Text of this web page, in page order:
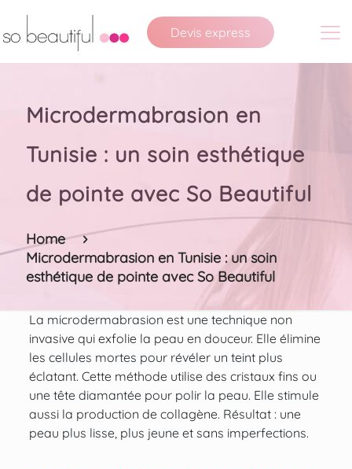
Devis express
Microdermabrasion en
Tunisie : un soin esthétique
de pointe avec So Beautiful
Home
Microdermabrasion en Tunisie : un soin
esthétique de pointe avec So Beautiful
La microdermabrasion est une technique non
invasive qui exfolie la peau en douceur. Elle élimine
les cellules mortes pour révéler un teint plus
éclatant. Cette méthode utilise des cristaux fins ou
une tête diamantée pour polir la peau. Elle stimule
aussi la production de collagène. Résultat : une
peau plus lisse, plus jeune et sans imperfections.